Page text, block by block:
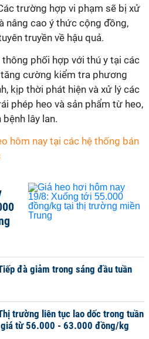
trường hợp vi phạm sẽ bị xử
nâng cao ý thức cộng đồng,
truyền về hậu quả.
phối hợp với thú y tại các
cường kiểm tra phương
kịp thời phát hiện và xử lý các
phép heo và sản phẩm từ heo,
lây lan.
hôm nay tại các hệ thống bán
đà giảm trong sáng đầu tuần
trường liên tục lao dốc trong tuần
từ 56.000 - 63.000 đồng/kg